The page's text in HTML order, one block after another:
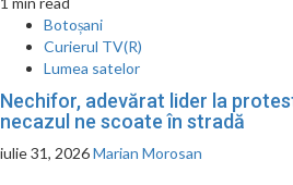
Botoșani
Curierul TV(R)
Lumea satelor
Nechifor, adevărat lider la
necazul ne scoate în stradă
iulie 31, 2026Marian Morosan